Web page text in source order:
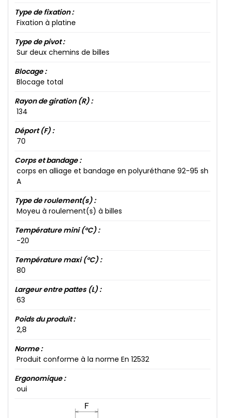
Type de fixation :
Fixation à platine
Type de pivot :
Sur deux chemins de billes
Blocage :
Blocage total
Rayon de giration (R) :
134​
Déport (F) :
70​
Corps et bandage :
corps en alliage et bandage en polyuréthane 92​-95​ sh
A
Type de roulement(s) :
Moyeu à roulement(s) à billes
Température mini (°C) :
-20​
Température maxi (°C) :
80​
Largeur entre pattes (L) :
63​
Poids du produit :
2​,8​
Norme :
Produit conforme à la norme En 12532
Ergonomique :
oui